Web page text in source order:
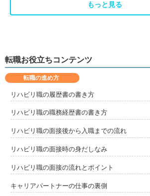
もっと見る
転職お役立ちコンテンツ
転職の進め方
リハビリ職の履歴書の書き方
リハビリ職の職務経歴書の書き方
リハビリ職の面接後から入職までの流れ
リハビリ職の面接時の身だしなみ
リハビリ職の面接の流れとポイント
キャリアパートナーの仕事の裏側